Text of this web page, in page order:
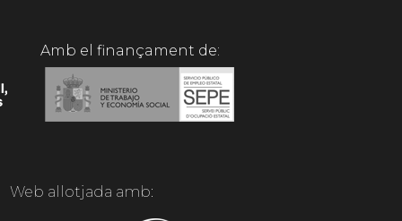
Amb el finançament de:
Web allotjada amb: